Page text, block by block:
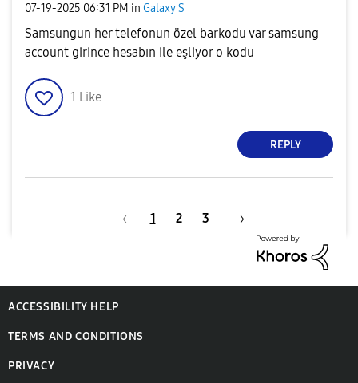
‎07-19-2025 06:31 PM in Galaxy S
Samsungun her telefonun özel barkodu var samsung
account girince hesabın ile eşliyor o kodu
1 Like
REPLY
1 2 3
ACCESSIBILITY HELP
TERMS AND CONDITIONS
PRIVACY